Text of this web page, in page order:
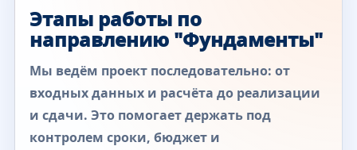
Этапы работы по
направлению "Фундаменты"
Мы ведём проект последовательно: от
входных данных и расчёта до реализации
и сдачи. Это помогает держать под
контролем сроки, бюджет и